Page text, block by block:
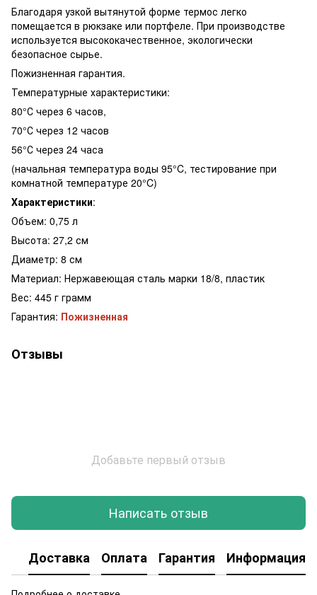
Благодаря узкой вытянутой форме термос легко
помещается в рюкзаке или портфеле. При производстве
используется высококачественное, экологически
безопасное сырье.
Пожизненная гарантия.
Температурные характеристики:
80°С через 6 часов,
70°С через 12 часов
56°С через 24 часа
(начальная температура воды 95°C, тестирование при
комнатной температуре 20°C)
Характеристики:
Объем: 0,75 л
Высота: 27,2 см
Диаметр: 8 см
Материал: Нержавеющая сталь марки 18/8, пластик
Вес: 445 г грамм
Гарантия: Пожизненная
Отзывы
Добавьте первый отзыв
Написать отзыв
Доставка Оплата Гарантия Информация